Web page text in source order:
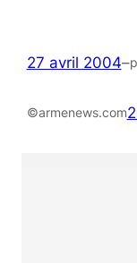
27 avril 2004–
©armenews.com